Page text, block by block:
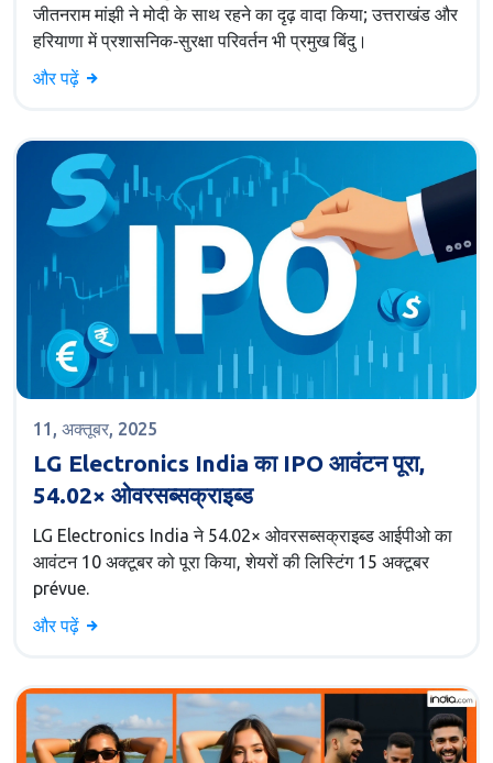
जीतनराम मांझी ने मोदी के साथ रहने का दृढ़ वादा किया; उत्तराखंड और
हरियाणा में प्रशासनिक‑सुरक्षा परिवर्तन भी प्रमुख बिंदु।
और पढ़ें
11, अक्तूबर, 2025
LG Electronics India का IPO आवंटन पूरा,
54.02× ओवरसब्सक्राइब्ड
LG Electronics India ने 54.02× ओवरसब्सक्राइब्ड आईपीओ का
आवंटन 10 अक्टूबर को पूरा किया, शेयरों की लिस्टिंग 15 अक्टूबर
prévue.
और पढ़ें